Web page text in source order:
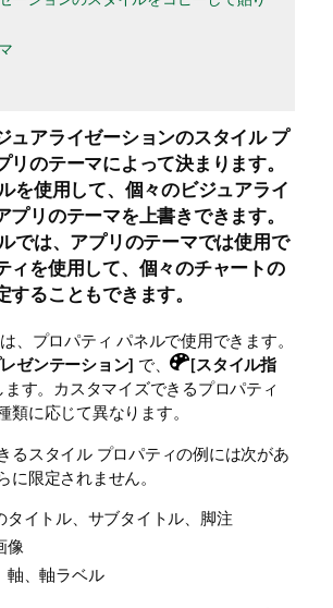
ュアライゼーションのスタイル プ
リのテーマによって決まります。
を使用して、個々のビジュアライ
プリのテーマを上書きできます。
では、アプリのテーマでは使用で
ィを使用して、個々のチャートの
することもできます。
、プロパティ パネルで使用できます。
ゼンテーション] で、 [スタイル指
す。カスタマイズできるプロパティ
類に応じて異なります。
るスタイル プロパティの例には次があ
に限定されません。
タイトル、サブタイトル、脚注
像
軸、軸ラベル